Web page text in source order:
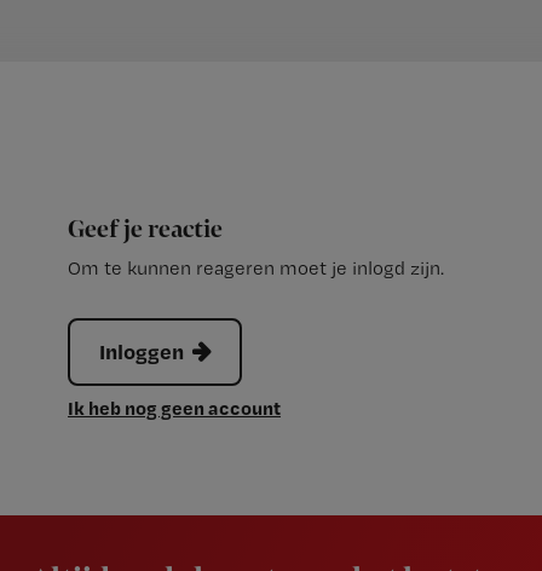
Geef je reactie
Om te kunnen reageren moet je inlogd zijn.
Inloggen
Ik heb nog geen account